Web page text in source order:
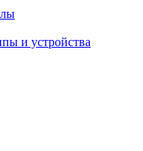
и устройства